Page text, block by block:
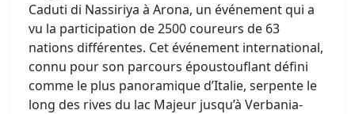
Caduti di Nassiriya à Arona, un événement qui a
vu la participation de 2500 coureurs de 63
nations différentes. Cet événement international,
connu pour son parcours époustouflant défini
comme le plus panoramique d’Italie, serpente le
long des rives du lac Majeur jusqu’à Verbania-